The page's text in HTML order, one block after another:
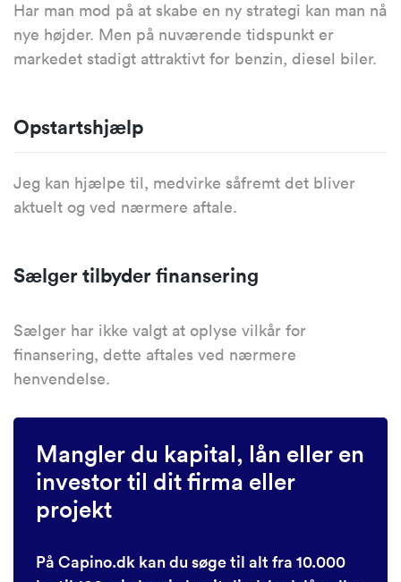
Har man mod på at skabe en ny strategi kan man nå
nye højder. Men på nuværende tidspunkt er
markedet stadigt attraktivt for benzin, diesel biler.
Opstartshjælp
Jeg kan hjælpe til, medvirke såfremt det bliver
aktuelt og ved nærmere aftale.
Sælger tilbyder finansering
Sælger har ikke valgt at oplyse vilkår for
finansering, dette aftales ved nærmere
henvendelse.
Mangler du kapital, lån eller en
investor til dit firma eller
projekt
På Capino.dk kan du søge til alt fra 10.000